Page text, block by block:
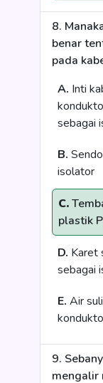
8.
benar
pada
A. Inti
sebagai
B.
isolator
C.
plastik
D. Karet
sebagai
E. Air
9.
mengalir